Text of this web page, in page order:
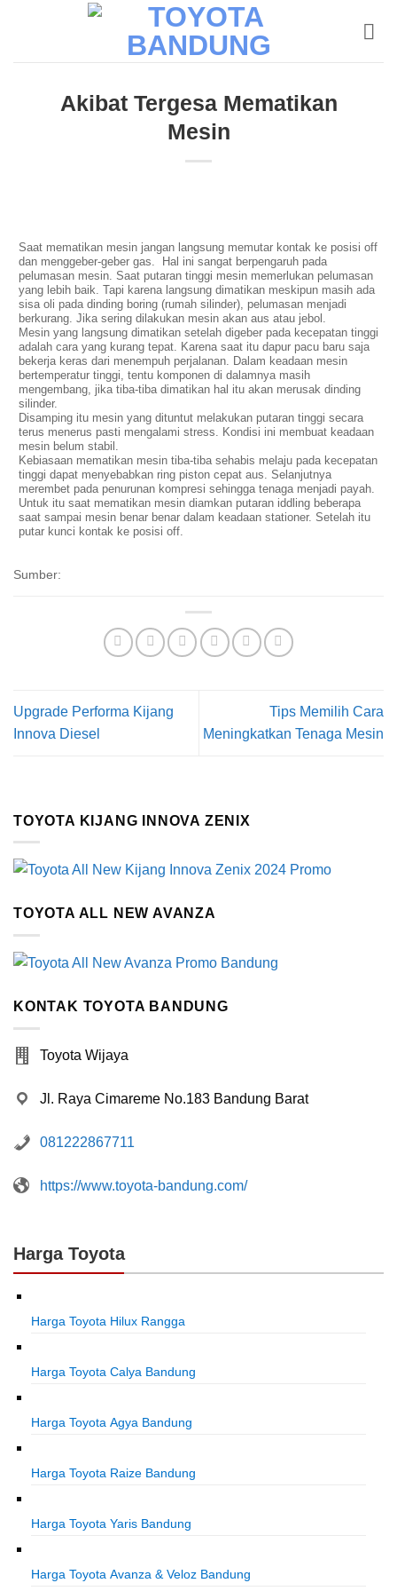
Akibat Tergesa Mematikan
Mesin
Saat mematikan mesin jangan langsung memutar kontak ke posisi off
dan menggeber-geber gas. Hal ini sangat berpengaruh pada
pelumasan mesin. Saat putaran tinggi mesin memerlukan pelumasan
yang lebih baik. Tapi karena langsung dimatikan meskipun masih ada
sisa oli pada dinding boring (rumah silinder), pelumasan menjadi
berkurang. Jika sering dilakukan mesin akan aus atau jebol.
Mesin yang langsung dimatikan setelah digeber pada kecepatan tinggi
adalah cara yang kurang tepat. Karena saat itu dapur pacu baru saja
bekerja keras dari menempuh perjalanan. Dalam keadaan mesin
bertemperatur tinggi, tentu komponen di dalamnya masih
mengembang, jika tiba-tiba dimatikan hal itu akan merusak dinding
silinder.
Disamping itu mesin yang dituntut melakukan putaran tinggi secara
terus menerus pasti mengalami stress. Kondisi ini membuat keadaan
mesin belum stabil.
Kebiasaan mematikan mesin tiba-tiba sehabis melaju pada kecepatan
tinggi dapat menyebabkan ring piston cepat aus. Selanjutnya
merembet pada penurunan kompresi sehingga tenaga menjadi payah.
Untuk itu saat mematikan mesin diamkan putaran iddling beberapa
saat sampai mesin benar benar dalam keadaan stationer. Setelah itu
putar kunci kontak ke posisi off.
Sumber:
Upgrade Performa Kijang
Innova Diesel
Tips Memilih Cara
Meningkatkan Tenaga Mesin
TOYOTA KIJANG INNOVA ZENIX
TOYOTA ALL NEW AVANZA
KONTAK TOYOTA BANDUNG
Toyota Wijaya
Jl. Raya Cimareme No.183 Bandung Barat
081222867711
https://www.toyota-bandung.com/
Harga Toyota
Harga Toyota Hilux Rangga
Harga Toyota Calya Bandung
Harga Toyota Agya Bandung
Harga Toyota Raize Bandung
Harga Toyota Yaris Bandung
Harga Toyota Avanza & Veloz Bandung